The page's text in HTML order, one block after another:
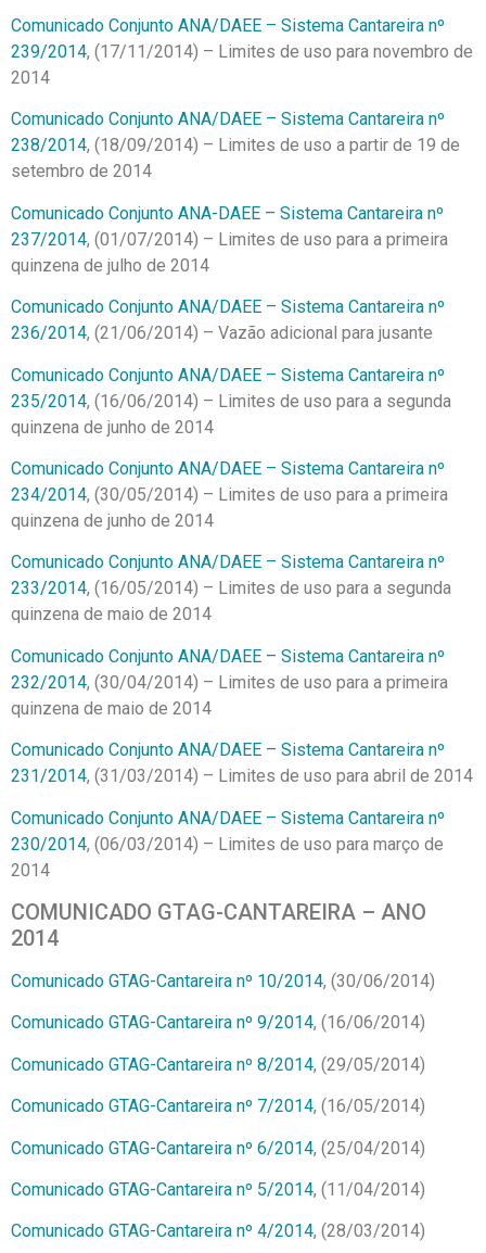
Comunicado Conjunto ANA/DAEE – Sistema Cantareira nº
239/2014, (17/11/2014) – Limites de uso para novembro de
2014
Comunicado Conjunto ANA/DAEE – Sistema Cantareira nº
238/2014, (18/09/2014) – Limites de uso a partir de 19 de
setembro de 2014
Comunicado Conjunto ANA-DAEE – Sistema Cantareira nº
237/2014, (01/07/2014) – Limites de uso para a primeira
quinzena de julho de 2014
Comunicado Conjunto ANA/DAEE – Sistema Cantareira nº
236/2014, (21/06/2014) – Vazão adicional para jusante
Comunicado Conjunto ANA/DAEE – Sistema Cantareira nº
235/2014, (16/06/2014) – Limites de uso para a segunda
quinzena de junho de 2014
Comunicado Conjunto ANA/DAEE – Sistema Cantareira nº
234/2014, (30/05/2014) – Limites de uso para a primeira
quinzena de junho de 2014
Comunicado Conjunto ANA/DAEE – Sistema Cantareira nº
233/2014, (16/05/2014) – Limites de uso para a segunda
quinzena de maio de 2014
Comunicado Conjunto ANA/DAEE – Sistema Cantareira nº
232/2014, (30/04/2014) – Limites de uso para a primeira
quinzena de maio de 2014
Comunicado Conjunto ANA/DAEE – Sistema Cantareira nº
231/2014, (31/03/2014) – Limites de uso para abril de 2014
Comunicado Conjunto ANA/DAEE – Sistema Cantareira nº
230/2014, (06/03/2014) – Limites de uso para março de
2014
COMUNICADO GTAG-CANTAREIRA – ANO
2014
Comunicado GTAG-Cantareira nº 10/2014, (30/06/2014)
Comunicado GTAG-Cantareira nº 9/2014, (16/06/2014)
Comunicado GTAG-Cantareira nº 8/2014, (29/05/2014)
Comunicado GTAG-Cantareira nº 7/2014, (16/05/2014)
Comunicado GTAG-Cantareira nº 6/2014, (25/04/2014)
Comunicado GTAG-Cantareira nº 5/2014, (11/04/2014)
Comunicado GTAG-Cantareira nº 4/2014, (28/03/2014)